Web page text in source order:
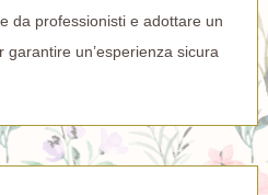
da professionisti e adottare un
un’esperienza sicura